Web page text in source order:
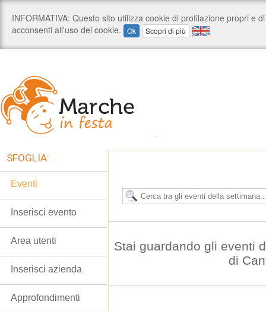
Stai guardando gli eventi
di
SFOGLIA:
Eventi
Inserisci evento
Area utenti
Inserisci azienda
Approfondimenti